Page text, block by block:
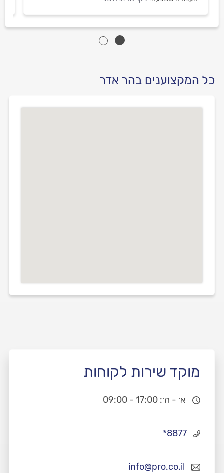
כל המקצוענים בהר אדר
מוקד שירות לקוחות
א׳ - ה׳: 17:00 - 09:00
info@pro.co.il
*8877